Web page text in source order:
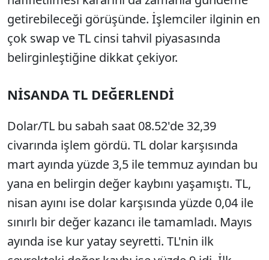
getirebileceği görüşünde. İşlemciler ilginin en
çok swap ve TL cinsi tahvil piyasasında
belirginleştiğine dikkat çekiyor.
NİSANDA TL DEĞERLENDİ
Dolar/TL bu sabah saat 08.52'de 32,39
civarında işlem gördü. TL dolar karşısında
mart ayında yüzde 3,5 ile temmuz ayından bu
yana en belirgin değer kaybını yaşamıştı. TL,
nisan ayını ise dolar karşısında yüzde 0,04 ile
sınırlı bir değer kazancı ile tamamladı. Mayıs
ayında ise kur yatay seyretti. TL'nin ilk